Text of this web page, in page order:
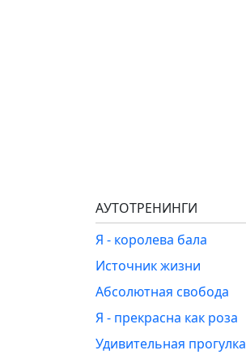
АУТОТРЕНИНГИ
Я - королева бала
Источник жизни
Абсолютная свобода
Я - прекрасна как роза
Удивительная прогулка